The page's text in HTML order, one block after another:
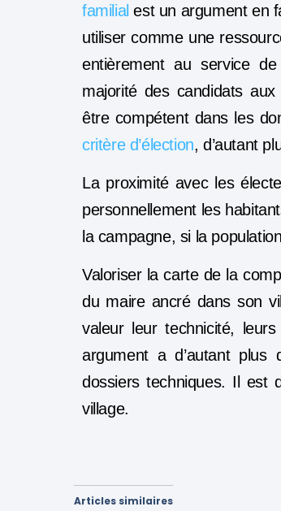
familial est un argument en
utiliser comme une
entièrement au service
majorité des candidats aux
être compétent dans les
critère d’élection, d’autant
La proximité avec les
personnellement les
la campagne, si la
Valoriser la carte de la
du maire ancré dans son
valeur leur technicité,
argument a d’autant plus
dossiers techniques. Il est
village.
Articles similaires